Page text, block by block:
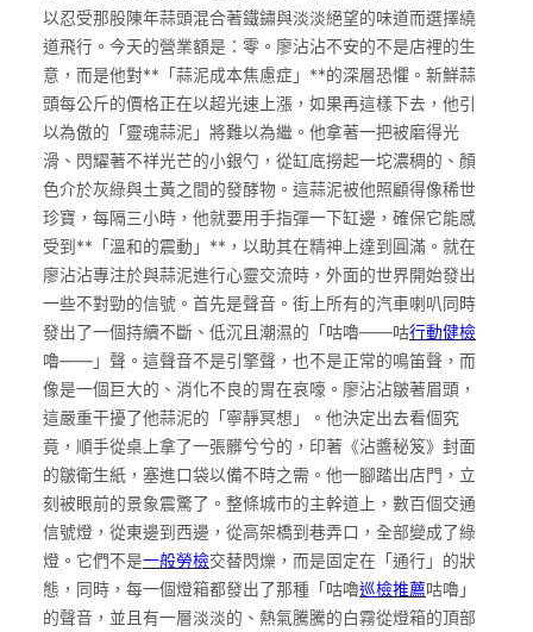
以忍受那股陳年蒜頭混合著鐵鏽與淡淡絕望的味道而選擇繞
道飛行。今天的營業額是：零。廖沾沾不安的不是店裡的生
意，而是他對**「蒜泥成本焦慮症」**的深層恐懼。新鮮蒜
頭每公斤的價格正在以超光速上漲，如果再這樣下去，他引
以為傲的「靈魂蒜泥」將難以為繼。他拿著一把被磨得光
滑、閃耀著不祥光芒的小銀勺，從缸底撈起一坨濃稠的、顏
色介於灰綠與土黃之間的發酵物。這蒜泥被他照顧得像稀世
珍寶，每隔三小時，他就要用手指彈一下缸邊，確保它能感
受到**「溫和的震動」**，以助其在精神上達到圓滿。就在
廖沾沾專注於與蒜泥進行心靈交流時，外面的世界開始發出
一些不對勁的信號。首先是聲音。街上所有的汽車喇叭同時
發出了一個持續不斷、低沉且潮濕的「咕嚕——咕行動健檢
嚕——」聲。這聲音不是引擎聲，也不是正常的鳴笛聲，而
像是一個巨大的、消化不良的胃在哀嚎。廖沾沾皺著眉頭，
這嚴重干擾了他蒜泥的「寧靜冥想」。他決定出去看個究
竟，順手從桌上拿了一張髒兮兮的，印著《沾醬秘笈》封面
的皺衛生紙，塞進口袋以備不時之需。他一腳踏出店門，立
刻被眼前的景象震驚了。整條城市的主幹道上，數百個交通
信號燈，從東邊到西邊，從高架橋到巷弄口，全部變成了綠
燈。它們不是一般勞檢交替閃爍，而是固定在「通行」的狀
態，同時，每一個燈箱都發出了那種「咕嚕巡檢推薦咕嚕」
的聲音，並且有一層淡淡的、熱氣騰騰的白霧從燈箱的頂部